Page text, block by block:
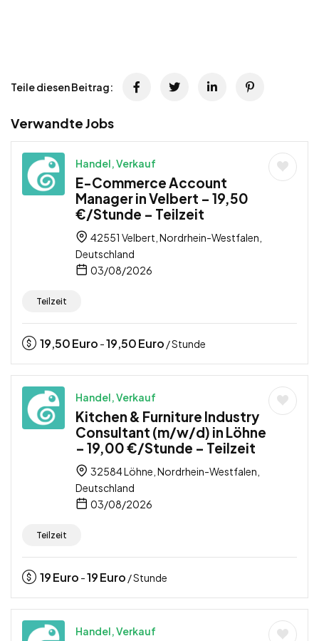
Teile diesen Beitrag:
Verwandte Jobs
Handel, Verkauf
E-Commerce Account
Manager in Velbert – 19,50
€/Stunde – Teilzeit
42551 Velbert, Nordrhein-Westfalen,
Deutschland
03/08/2026
Teilzeit
19,50Euro -19,50Euro / Stunde
Handel, Verkauf
Kitchen & Furniture Industry
Consultant (m/w/d) in Löhne
– 19,00 €/Stunde – Teilzeit
32584 Löhne, Nordrhein-Westfalen,
Deutschland
03/08/2026
Teilzeit
19Euro -19Euro / Stunde
Handel, Verkauf